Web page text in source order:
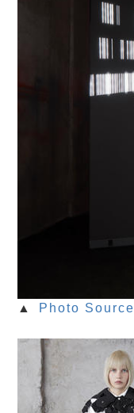
▲ Photo Source